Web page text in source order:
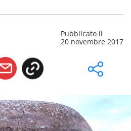
Pubblicato il
20 novembre 2017